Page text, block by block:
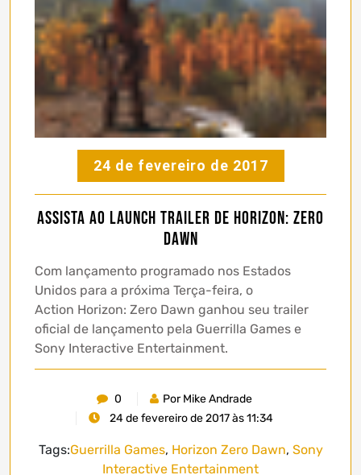
24 de fevereiro de 2017
Assista ao Launch Trailer de Horizon: Zero
Dawn
Com lançamento programado nos Estados
Unidos para a próxima Terça-feira, o
Action Horizon: Zero Dawn ganhou seu trailer
oficial de lançamento pela Guerrilla Games e
Sony Interactive Entertainment.
0
Por Mike Andrade
24 de fevereiro de 2017 às 11:34
Tags:Guerrilla Games, Horizon Zero Dawn, Sony
Interactive Entertainment